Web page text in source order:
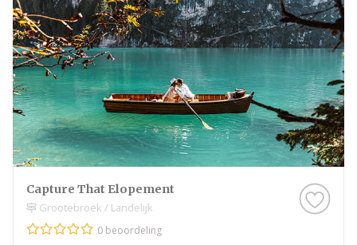
Capture That Elopement
Grootebroek / Landelijk
0 beoordeling